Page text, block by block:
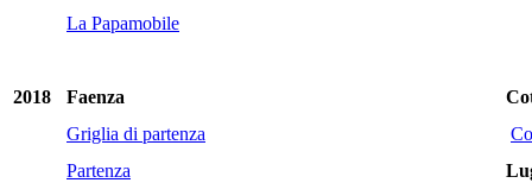
La Papamobile
2018 Faenza
Griglia di partenza
Partenza